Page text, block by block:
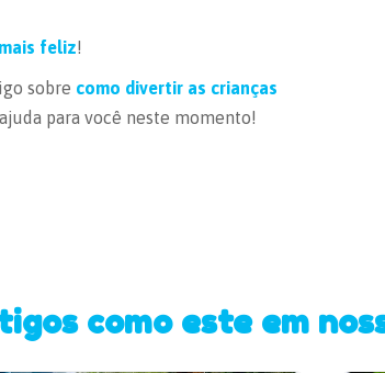
feliz!
sobre como divertir as crianças
para você neste momento!
como este em